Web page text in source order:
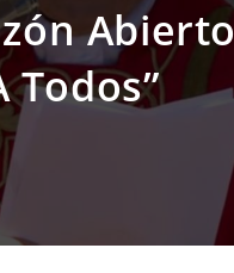
Abierto
Todos”